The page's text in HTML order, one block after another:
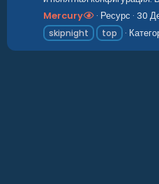
Mercury
Ресурс 30
skipnight
top